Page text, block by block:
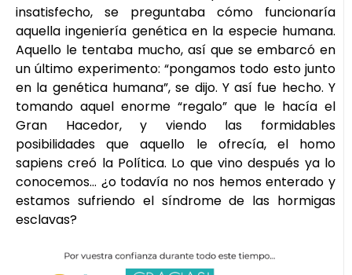
insatisfecho, se preguntaba cómo funcionaría
aquella ingeniería genética en la especie humana.
Aquello le tentaba mucho, así que se embarcó en
un último experimento: “pongamos todo esto junto
en la genética humana”, se dijo. Y así fue hecho. Y
tomando aquel enorme “regalo” que le hacía el
Gran Hacedor, y viendo las formidables
posibilidades que aquello le ofrecía, el homo
sapiens creó la Política. Lo que vino después ya lo
conocemos… ¿o todavía no nos hemos enterado y
estamos sufriendo el síndrome de las hormigas
esclavas?